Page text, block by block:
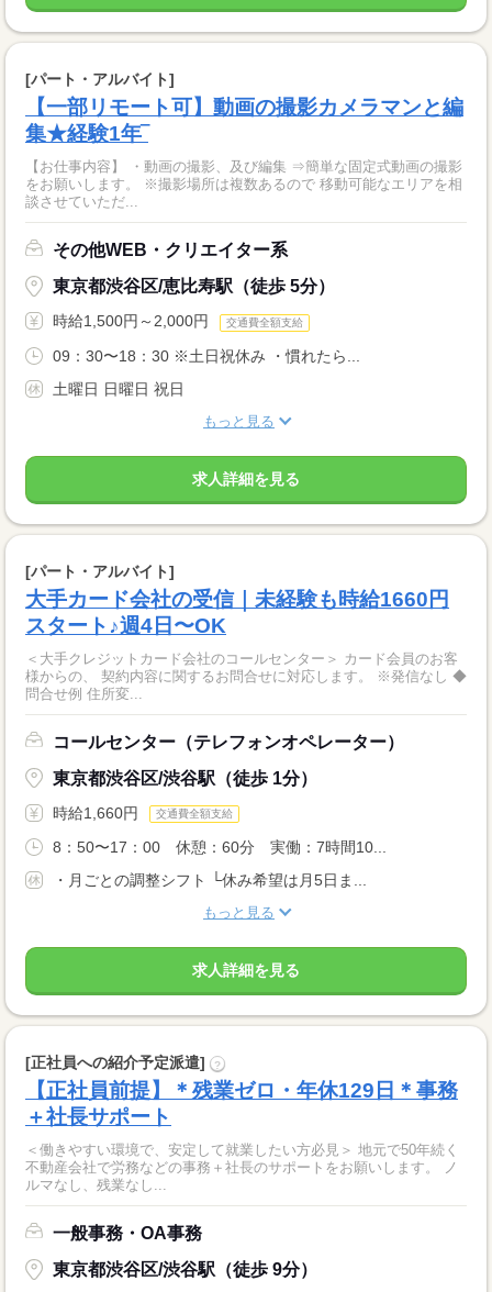
[パート・アルバイト]
【一部リモート可】動画の撮影カメラマンと編
集★経験1年‾
【お仕事内容】 ・動画の撮影、及び編集 ⇒簡単な固定式動画の撮影
をお願いします。 ※撮影場所は複数あるので 移動可能なエリアを相
談させていただ...
その他WEB・クリエイター系
東京都渋谷区/恵比寿駅（徒歩 5分）
時給1,500円～2,000円 交通費全額支給
09：30〜18：30 ※土日祝休み ・慣れたら...
土曜日 日曜日 祝日
もっと見る
求人詳細を見る
[パート・アルバイト]
大手カード会社の受信｜未経験も時給1660円
スタート♪週4日〜OK
＜大手クレジットカード会社のコールセンター＞ カード会員のお客
様からの、 契約内容に関するお問合せに対応します。 ※発信なし ◆
問合せ例 住所変...
コールセンター（テレフォンオペレーター）
東京都渋谷区/渋谷駅（徒歩 1分）
時給1,660円 交通費全額支給
8：50〜17：00 休憩：60分 実働：7時間10...
・月ごとの調整シフト └休み希望は月5日ま...
もっと見る
求人詳細を見る
[正社員への紹介予定派遣] ?
【正社員前提】＊残業ゼロ・年休129日＊事務
＋社長サポート
＜働きやすい環境で、安定して就業したい方必見＞ 地元で50年続く
不動産会社で労務などの事務＋社長のサポートをお願いします。 ノ
ルマなし、残業なし...
一般事務・OA事務
東京都渋谷区/渋谷駅（徒歩 9分）